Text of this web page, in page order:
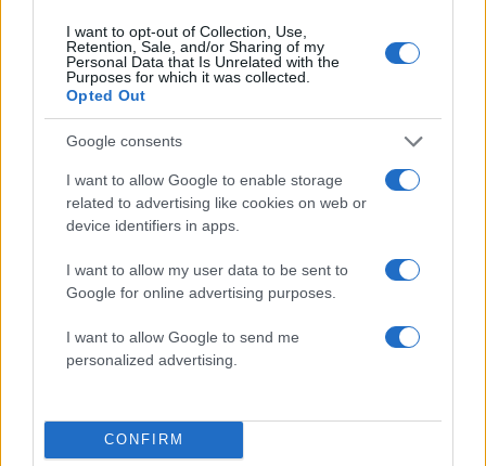
I want to opt-out of Collection, Use,
Retention, Sale, and/or Sharing of my
Personal Data that Is Unrelated with the
Purposes for which it was collected.
Opted Out
Google consents
I want to allow Google to enable storage
related to advertising like cookies on web or
device identifiers in apps.
I want to allow my user data to be sent to
Google for online advertising purposes.
I want to allow Google to send me
personalized advertising.
CONFIRM
News
Crazy in love!
Ειρήνη Καζαριάν: Η δημόσια ερωτική
εξομολόγηση στον αγόρι της για τα
11.11.2020
News
σύντροφό της, Ιωσήφ Ψωμά και τα λόγια
αγάπης! (pics)
08.11.2020
News
στην πασαρέλα! Στο πλευρό της ο
κούκλος σύντροφός της (pics)